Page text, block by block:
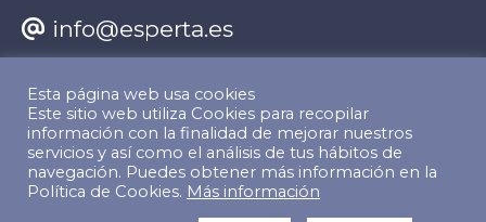
info@esperta.es
Encuéntranos en:
Facebook
page
X
page
YouTube
page
Linkedin
page
Esta página web usa cookies
Este sitio web utiliza Cookies para recopilar
información con la finalidad de mejorar nuestros
servicios y así como el análisis de tus hábitos de
navegación. Puedes obtener más información en la
Política de Cookies. Más información